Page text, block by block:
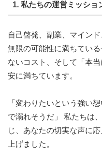
1. 私たちの運営ミッショ
自己啓発、副業、マイン
無限の可能性に満ちてい
ないコスト、そして「本
安に満ちています。
「変わりたいという強い
で溺れそうだ」 私たちは
じ、あなたの切実な声に
上げました。